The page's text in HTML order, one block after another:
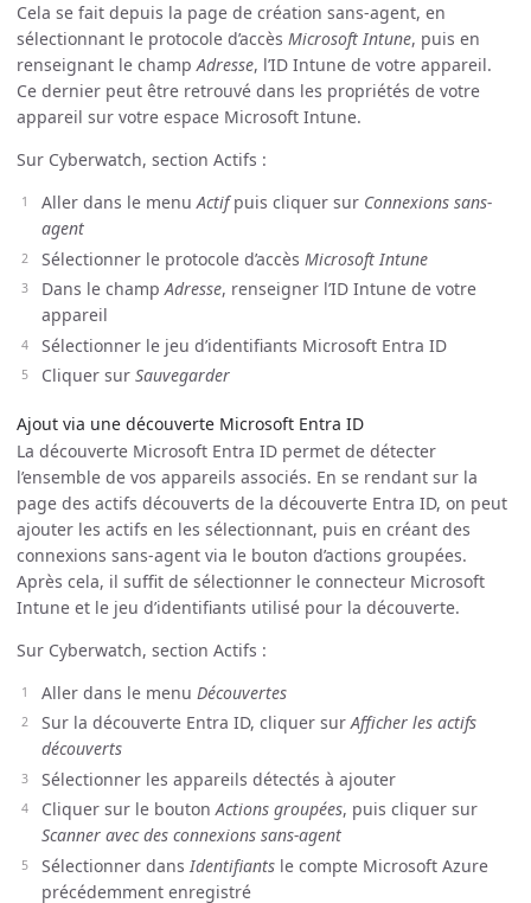
Cela se fait depuis la page de création sans-agent, en
sélectionnant le protocole d’accès Microsoft Intune, puis en
renseignant le champAdresse, l’ID Intune de votre appareil.
Ce dernier peut être retrouvé dans les propriétés de votre
appareil sur votre espace Microsoft Intune.
Sur Cyberwatch, section Actifs :
Aller dans le menuActifpuis cliquer sur Connexions sans-
agent
Sélectionner le protocole d’accès Microsoft Intune
Dans le champAdresse, renseigner l’ID Intune de votre
appareil
Sélectionner le jeu d’identifiants Microsoft Entra ID
Cliquer sur Sauvegarder
Ajout via une découverte Microsoft Entra ID
La découverte Microsoft Entra ID permet de détecter
l’ensemble de vos appareils associés. En se rendant sur la
page des actifs découverts de la découverte Entra ID, on peut
ajouter les actifs en les sélectionnant, puis en créant des
connexions sans-agent via le bouton d’actions groupées.
Après cela, il suffit de sélectionner le connecteur Microsoft
Intune et le jeu d’identifiants utilisé pour la découverte.
Sur Cyberwatch, section Actifs :
Aller dans le menu Découvertes
Sur la découverte Entra ID, cliquer surAfficher les actifs
découverts
Sélectionner les appareils détectés à ajouter
Cliquer sur le boutonActions groupées, puis cliquer sur
Scanner avec des connexions sans-agent
Sélectionner dansIdentifiants le compte Microsoft Azure
précédemment enregistré